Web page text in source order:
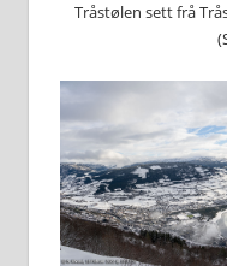
Tråstølen sett frå